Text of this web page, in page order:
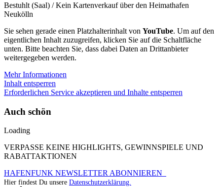
Bestuhlt (Saal) / Kein Kartenverkauf über den Heimathafen
Neukölln
Sie sehen gerade einen Platzhalterinhalt von YouTube. Um auf den
eigentlichen Inhalt zuzugreifen, klicken Sie auf die Schaltfläche
unten. Bitte beachten Sie, dass dabei Daten an Drittanbieter
weitergegeben werden.
Mehr Informationen
Inhalt entsperren
Erforderlichen Service akzeptieren und Inhalte entsperren
Auch schön
Loading
VERPASSE KEINE HIGHLIGHTS, GEWINNSPIELE UND
RABATTAKTIONEN
HAFENFUNK NEWSLETTER ABONNIEREN
Hier findest Du unsere Datenschutzerklärung.